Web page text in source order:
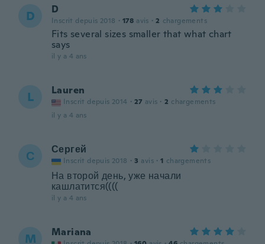
D D
Inscrit depuis 2018 · 178 avis · 2 chargements
Fits several sizes smaller that what chart
says
il y a 4 ans
L Lauren
Inscrit depuis 2014 · 27 avis · 2 chargements
il y a 4 ans
С Сергей
Inscrit depuis 2018 · 3 avis · 1 chargements
На второй день, уже начали
кашлатится((((
il y a 4 ans
M Mariana